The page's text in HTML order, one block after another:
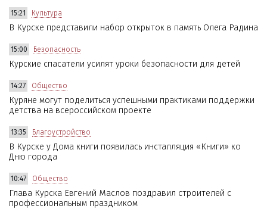
15:21 Культура
В Курске представили набор открыток в память Олега Радина
15:00 Безопасность
Курские спасатели усилят уроки безопасности для детей
14:27 Общество
Куряне могут поделиться успешными практиками поддержки
детства на всероссийском проекте
13:35 Благоустройство
В Курске у Дома книги появилась инсталляция «Книги» ко
Дню города
10:47 Общество
Глава Курска Евгений Маслов поздравил строителей с
профессиональным праздником